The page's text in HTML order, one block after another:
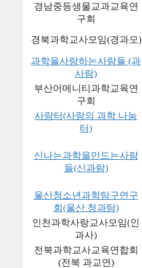
경남중등생물교과교육연
구회
경북과학교사모임(경과모)
과학을사랑하는사람들 (과
사람)
부산어메니티과학교육연
구회
사랑터(사랑의 과학 나눔
터)
신나는과학을만드는사람
들(신과람)
울산청소년과학탐구연구
회(울산 청과탐)
인천과학사랑교사모임(인
과사)
전북과학교사교육연합회
(전북 과교연)